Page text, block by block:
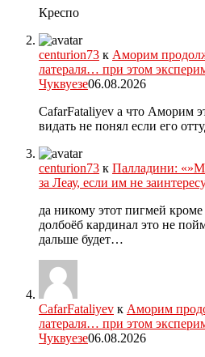
Креспо
centurion73 к Аморим
латераля… при этом
Чуквуезе06.08.2026
CafarFataliyev а что Аморим
видать не понял если его
centurion73 к Палладини:
за Леау, если им не
да никому этот пигмей
долбоёб кардинал это не
дальше будет…
CafarFataliyev к Аморим
латераля… при этом
Чуквуезе06.08.2026